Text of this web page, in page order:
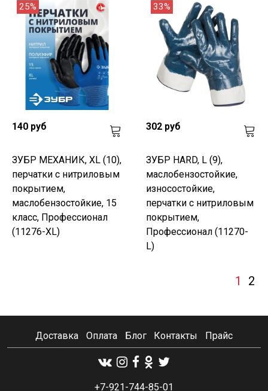
25%
140 руб
ЗУБР МЕХАНИК, XL (10),
перчатки с нитриловым
покрытием,
маслобензостойкие, 15
класс, Профессионал
(11276-XL)
33%
302 руб
ЗУБР HARD, L (9),
маслобензостойкие,
износостойкие,
перчатки с нитриловым
покрытием,
Профессионал (11270-
L)
1 2
Доставка Оплата Блог Контакты Прайс
+7-921-744-85-01